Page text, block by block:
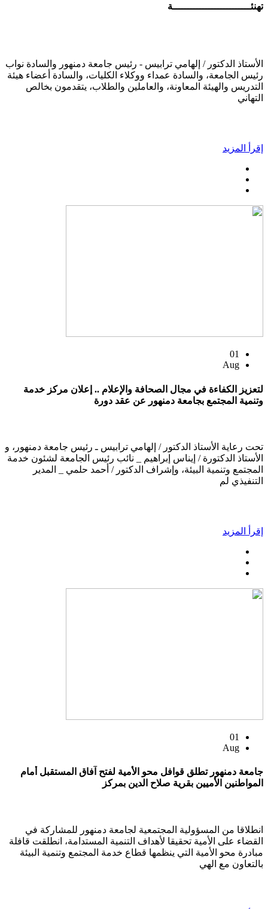
تهنئــــــــــــــــــــــــــة
الأستاذ الدكتور / إلهامي ترابيس - رئيس جامعة دمنهور والسادة نواب
رئيس الجامعة، والسادة عمداء ووكلاء الكليات، والسادة أعضاء هيئة
التدريس والهيئة المعاونة، والعاملين والطلاب، يتقدمون بخالص
التهاني
إقرأ المزيد
01
Aug
لتعزيز الكفاءة في مجال الصحافة والإعلام .. إعلان مركز خدمة
وتنمية المجتمع بجامعة دمنهور عن عقد دورة
تحت رعاية الأستاذ الدكتور / إلهامي ترابيس ـ رئيس جامعة دمنهور، و
الأستاذ الدكتورة / إيناس إبراهيم _ نائب رئيس الجامعة لشئون خدمة
المجتمع وتنمية البيئة، وإشراف الدكتور / أحمد حلمي _ المدير
التنفيذي لم
إقرأ المزيد
01
Aug
جامعة دمنهور تطلق قوافل محو الأمية لفتح آفاق المستقبل أمام
المواطنين الأميين بقرية صلاح الدين بمركز
انطلاقا من المسؤولية المجتمعية لجامعة دمنهور للمشاركة في
القضاء على الأمية تحقيقا لأهداف التنمية المستدامة، انطلقت قافلة
مبادرة محو الأمية التي ينظمها قطاع خدمة المجتمع وتنمية البيئة
بالتعاون مع الهي